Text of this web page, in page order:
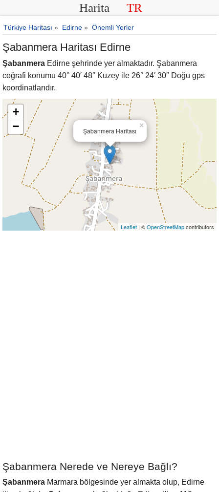
Harita TR
Türkiye Haritası » Edirne » Önemli Yerler
Şabanmera Haritası Edirne
Şabanmera Edirne şehrinde yer almaktadır. Şabanmera
coğrafi konumu 40° 40′ 48″ Kuzey ile 26° 24′ 30″ Doğu gps
koordinatlarıdır.
Şabanmera Haritası
×
+
−
Leaflet | ©OpenStreetMapcontributors
Şabanmera Nerede ve Nereye Bağlı?
Şabanmera Marmara bölgesinde yer almakta olup, Edirne